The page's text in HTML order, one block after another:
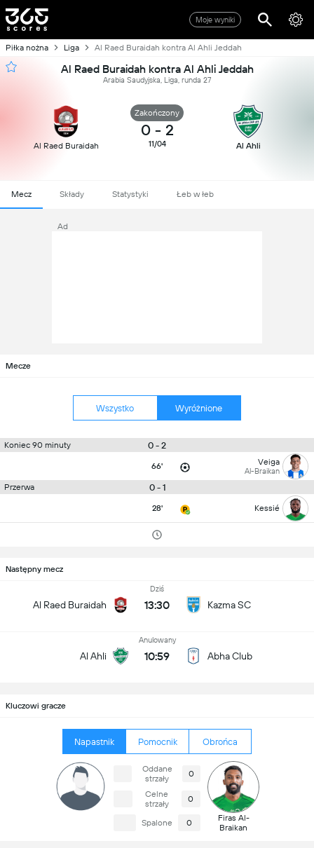
Moje wyniki
Piłka nożna Liga Al Raed Buraidah kontra Al Ahli Jeddah
Al Raed Buraidah kontra Al Ahli Jeddah
Arabia Saudyjska, Liga, runda 27
Al Raed Buraidah
Zakończony
0 - 2
11/04 Al Ahli
Mecz Składy Statystyki Łeb w łeb
Ad
Mecze
Wszystko Wyróżnione
Koniec 90 minuty 0 - 2
66' Veiga
Al-Braikan
Przerwa 0 - 1
28' Kessié
Następny mecz
Al Raed Buraidah
Dziś
13:30 Kazma SC
Al Ahli
Anulowany
10:59 Abha Club
Kluczowi gracze
Napastnik Pomocnik Obrońca
Oddane
strzały
0
Celne
strzały
0
Spalone 0
Firas Al-
Braikan